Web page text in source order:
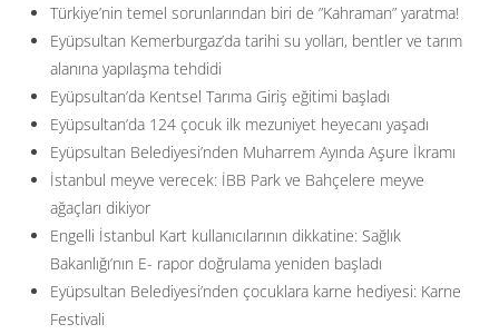
Türkiye’nin temel sorunlarından biri de ”Kahraman” yaratma!
Eyüpsultan Kemerburgaz’da tarihi su yolları, bentler ve tarım
alanına yapılaşma tehdidi
Eyüpsultan’da Kentsel Tarıma Giriş eğitimi başladı
Eyüpsultan’da 124 çocuk ilk mezuniyet heyecanı yaşadı
Eyüpsultan Belediyesi’nden Muharrem Ayında Aşure İkramı
İstanbul meyve verecek: İBB Park ve Bahçelere meyve
ağaçları dikiyor
Engelli İstanbul Kart kullanıcılarının dikkatine: Sağlık
Bakanlığı’nın E- rapor doğrulama yeniden başladı
Eyüpsultan Belediyesi’nden çocuklara karne hediyesi: Karne
Festivali